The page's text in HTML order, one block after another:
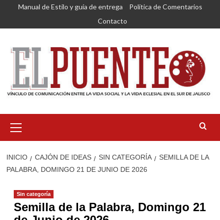
Saltar
contenido
Manual de Estilo y guía de entrega
Política de Comentarios
Contacto
primario
INICIO CAJÓN DE IDEAS SIN CATEGORÍA
SEMILLA DE LA
PALABRA, DOMINGO 21 DE JUNIO DE 2026
Sin categoría
Semilla de la Palabra, Domingo 21